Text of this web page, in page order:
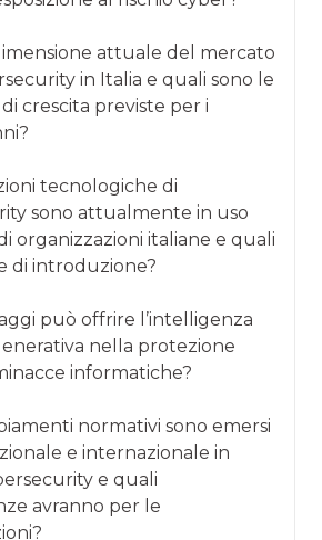
attuale del mercato
in Italia e quali sono le
crescita previste per i
tecnologiche di
sono attualmente in uso
organizzazioni italiane e quali
di introduzione?
può offrire l’intelligenza
nella protezione
informatiche?
normativi sono emersi
e internazionale in
e quali
avranno per le